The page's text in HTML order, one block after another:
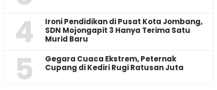
4
Ironi Pendidikan di Pusat Kota Jombang,
SDN Mojongapit 3 Hanya Terima Satu
Murid Baru
5
‎Gegara Cuaca Ekstrem, Peternak
Cupang di Kediri Rugi Ratusan Juta